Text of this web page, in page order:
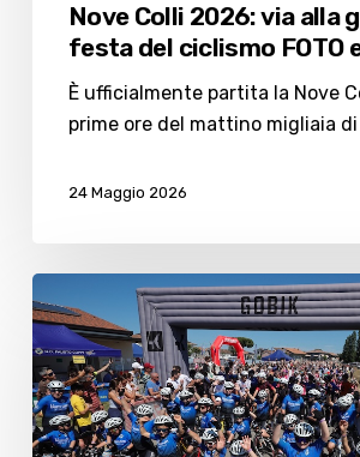
Nove Colli 2026: via alla
festa del ciclismo FOTO
È ufficialmente partita la Nove
prime ore del mattino migliaia
24 Maggio 2026
Nove
Colli,
Fedelissimi
e
Dream